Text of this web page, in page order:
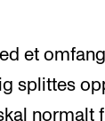
et
splittes
normalt